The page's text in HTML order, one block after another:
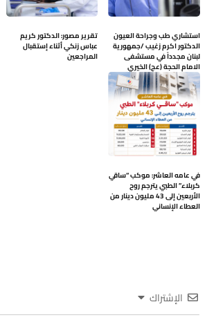
استشاري طب وجراحة العيون
الدكتور اكرم زغيب /جمهورية
لبنان مجدداً في مستشفى
الامام الحجة (عج) الخيري
تقرير مصور: الدكتور كريم
عباس زنكي أثناء إستقبال
المراجعين
في عامه العاشر: موكب “ساقي
كربلاء” الطبي يترجم روح
الأربعين إلى 43 مليون دينار من
العطاء الإنساني
الإشتراك